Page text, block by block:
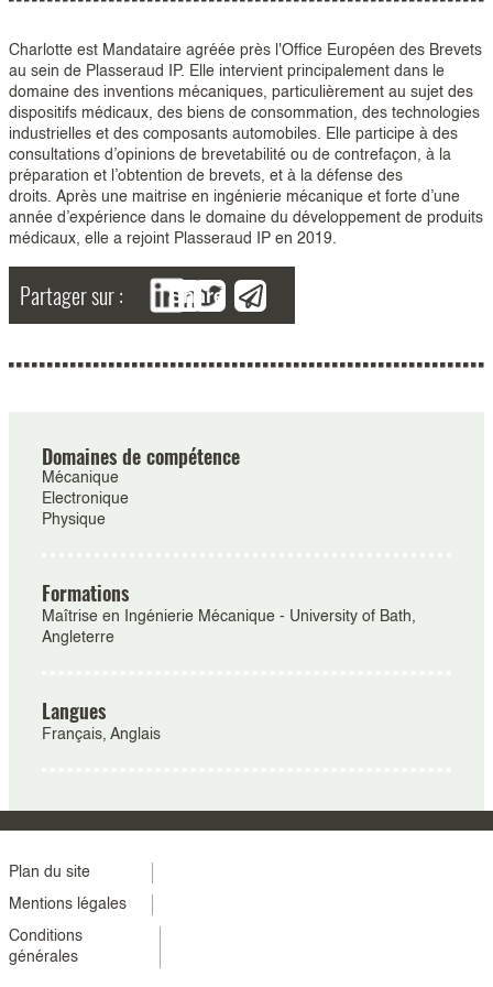
Charlotte est Mandataire agréée près l'Office Européen des Brevets
au sein de Plasseraud IP. Elle intervient principalement dans le
domaine des inventions mécaniques, particulièrement au sujet des
dispositifs médicaux, des biens de consommation, des technologies
industrielles et des composants automobiles. Elle participe à des
consultations d’opinions de brevetabilité ou de contrefaçon, à la
préparation et l’obtention de brevets, et à la défense des
droits. Après une maitrise en ingénierie mécanique et forte d’une
année d’expérience dans le domaine du développement de produits
médicaux, elle a rejoint Plasseraud IP en 2019.
Partager sur : Share
Domaines de compétence
Mécanique
Electronique
Physique
Formations
Maîtrise en Ingénierie Mécanique - University of Bath,
Angleterre
Langues
Français, Anglais
Menu
footer
colonne
Plan du site
Mentions légales
Conditions
générales